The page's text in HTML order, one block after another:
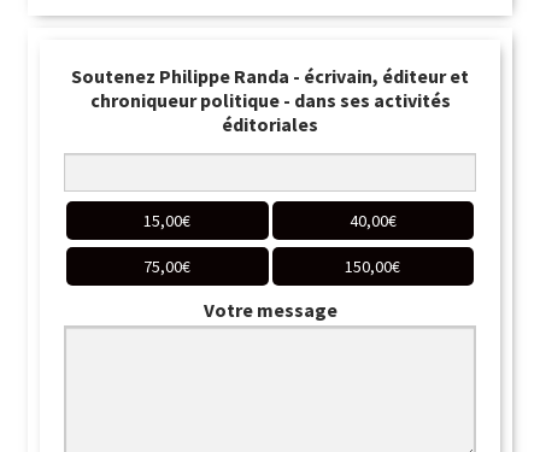
Soutenez Philippe Randa - écrivain, éditeur et
chroniqueur politique - dans ses activités
éditoriales
15,00€ 40,00€
75,00€ 150,00€
Votre message